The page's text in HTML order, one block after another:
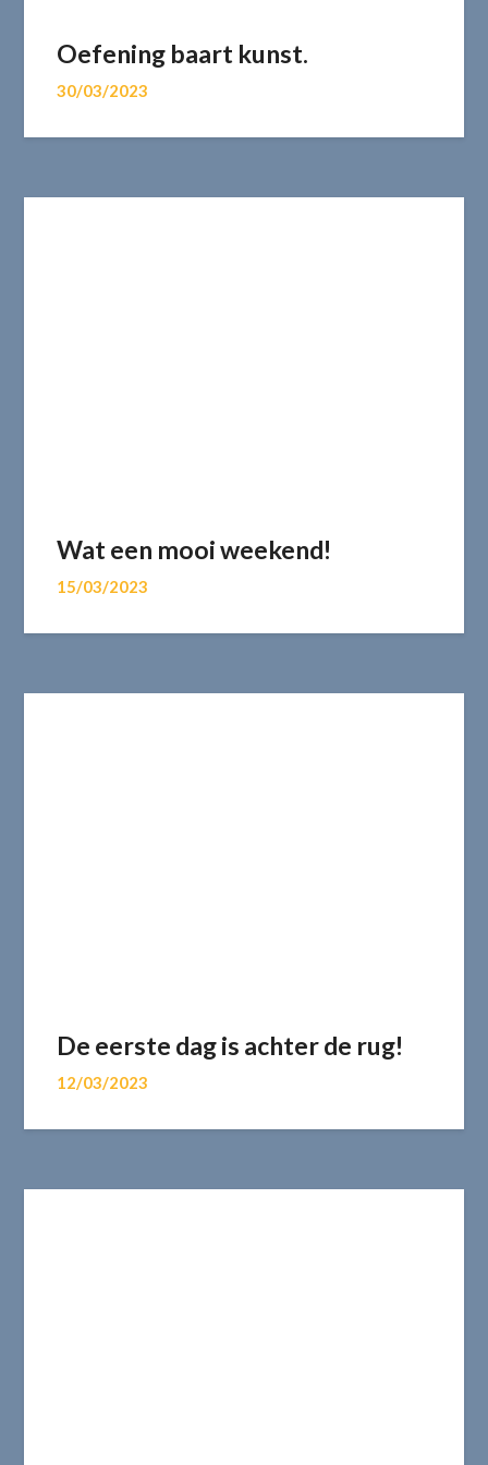
Oefening baart kunst.
30/03/2023
Wat een mooi weekend!
15/03/2023
De eerste dag is achter de rug!
12/03/2023